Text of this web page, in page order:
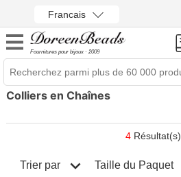
Francais
Fournitures pour bijoux · 2009
Colliers en Chaînes
4 Résultat(s)
Trier par Taille du Paquet